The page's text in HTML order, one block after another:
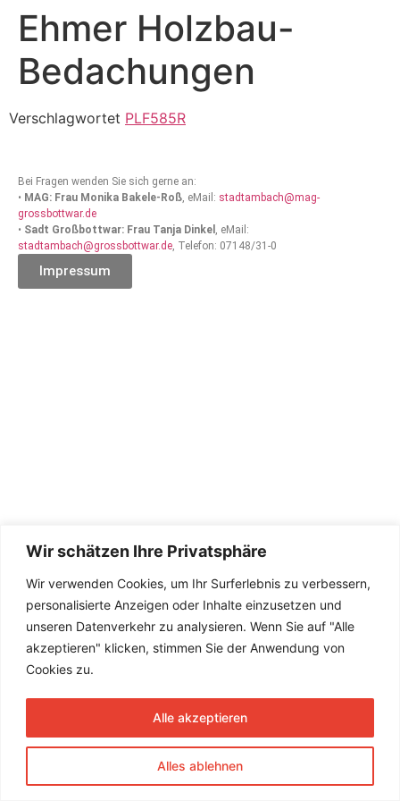
Wir schätzen Ihre Privatsphäre
Wir verwenden Cookies, um Ihr Surferlebnis zu verbessern,
personalisierte Anzeigen oder Inhalte einzusetzen und
unseren Datenverkehr zu analysieren. Wenn Sie auf "Alle
akzeptieren" klicken, stimmen Sie der Anwendung von
Cookies zu.
Alles ablehnen
Alle akzeptieren
Ehmer Holzbau-
Bedachungen
Verschlagwortet PLF585R
Bei Fragen wenden Sie sich gerne an:
• MAG: Frau Monika Bakele-Roß, eMail: stadtambach@mag-
grossbottwar.de
• Sadt Großbottwar: Frau Tanja Dinkel , eMail:
stadtambach@grossbottwar.de, Telefon: 07148/31-0
Impressum